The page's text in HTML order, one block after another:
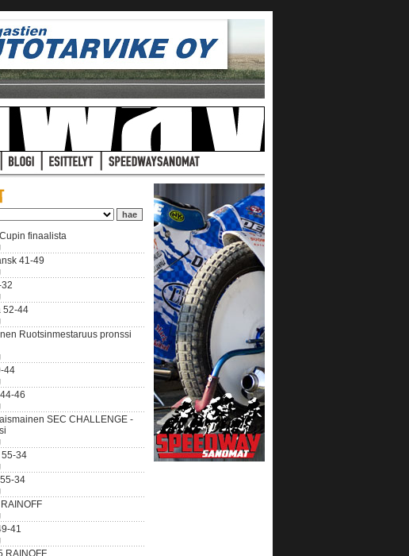
finaalista
41-49
52-44
Ruotsinmestaruus pronssi
44
46
SEC CHALLENGE -
34
34
41
RAINOFF